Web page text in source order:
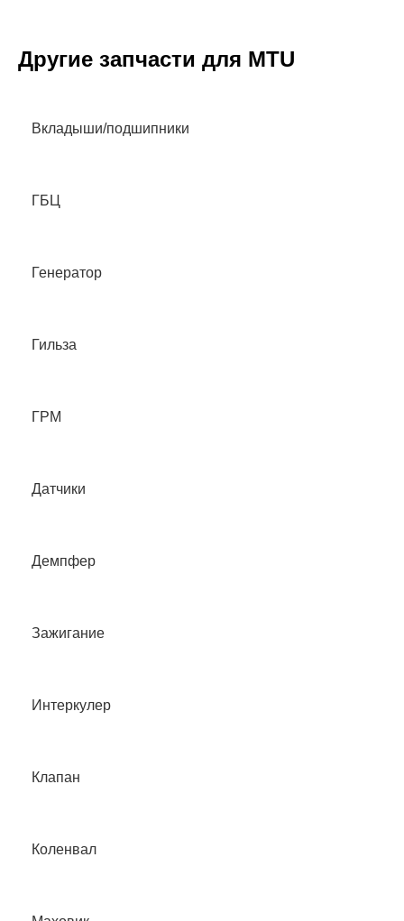
Другие запчасти для MTU
Вкладыши/подшипники
ГБЦ
Генератор
Гильза
ГРМ
Датчики
Демпфер
Зажигание
Интеркулер
Клапан
Коленвал